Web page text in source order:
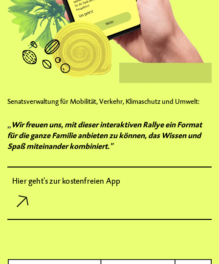
Senatsverwaltung für Mobilität, Verkehr, Klimaschutz und Umwelt:
„Wir freuen uns, mit dieser interaktiven Rallye ein Format
für die ganze Familie anbieten zu können, das Wissen und
Spaß miteinander kombiniert."
Hier geht's zur kostenfreien App